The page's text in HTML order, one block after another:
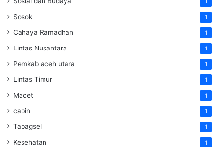
1
Sosok 1
Cahaya Ramadhan 1
Lintas Nusantara 1
Pemkab aceh utara 1
Lintas Timur 1
Macet 1
cabin 1
Tabagsel 1
Kesehatan 1